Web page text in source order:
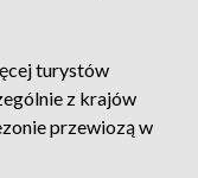
turystów
z krajów
przewiozą w